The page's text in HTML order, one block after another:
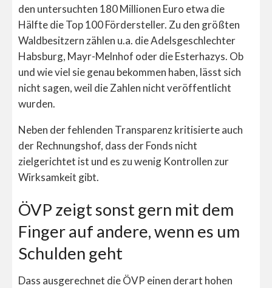
den untersuchten 180 Millionen Euro etwa die
Hälfte die Top 100 Fördersteller. Zu den größten
Waldbesitzern zählen u.a. die Adelsgeschlechter
Habsburg, Mayr-Melnhof oder die Esterhazys. Ob
und wie viel sie genau bekommen haben, lässt sich
nicht sagen, weil die Zahlen nicht veröffentlicht
wurden.
Neben der fehlenden Transparenz kritisierte auch
der Rechnungshof, dass der Fonds nicht
zielgerichtet ist und es zu wenig Kontrollen zur
Wirksamkeit gibt.
ÖVP zeigt sonst gern mit dem
Finger auf andere, wenn es um
Schulden geht
Dass ausgerechnet die ÖVP einen derart hohen